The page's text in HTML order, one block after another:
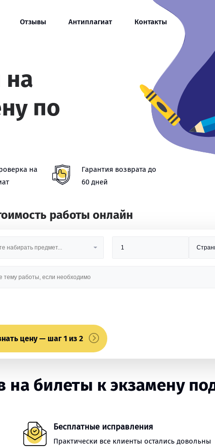
Отзывы Антиплагиат Контакты
на
по
на
Гарантия возврата до
60 дней
работы онлайн
цену — шаг 1 из 2
билеты к экзамену
Бесплатные исправления
Практически все клиенты остались довольны